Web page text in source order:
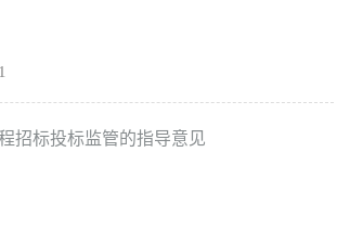
招标投标监管的指导意见